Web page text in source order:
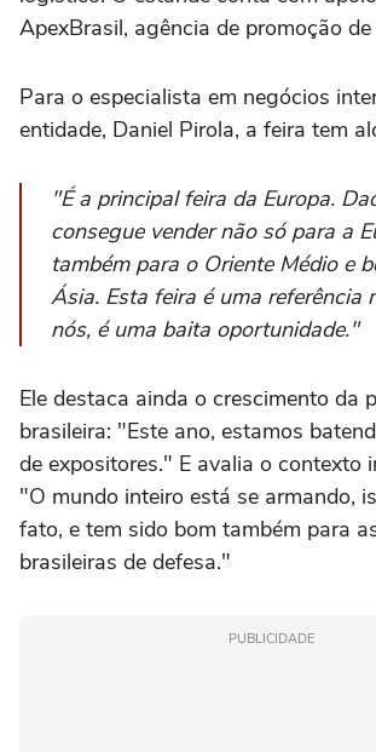
ApexBrasil, agência de promoção
Para o especialista em negócios
entidade, Daniel Pirola, a feira tem
"É a principal feira da Europa.
consegue vender não só para a
também para o Oriente Médio e
Ásia. Esta feira é uma referência
nós, é uma baita oportunidade."
Ele destaca ainda o crescimento da
brasileira: "Este ano, estamos
de expositores." E avalia o contexto
"O mundo inteiro está se armando,
fato, e tem sido bom também para
brasileiras de defesa."
PUBLICIDADE